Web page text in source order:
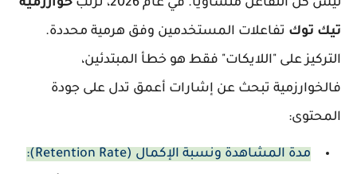
تيك توك تفاعلات المستخدمين وفق هرمية محددة.
التركيز على "اللايكات" فقط هو خطأ المبتدئين،
فالخوارزمية تبحث عن إشارات أعمق تدل على جودة
المحتوى:
مدة المشاهدة ونسبة الإكمال (Retention Rate):